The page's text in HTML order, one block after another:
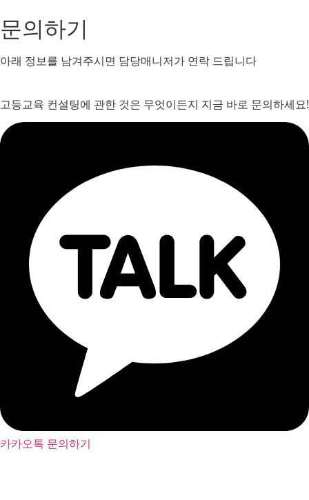
문의하기
아래 정보를 남겨주시면 담당매니저가 연락 드립니다
고등교육 컨설팅에 관한 것은 무엇이든지 지금 바로 문의하세요!
카카오톡 문의하기